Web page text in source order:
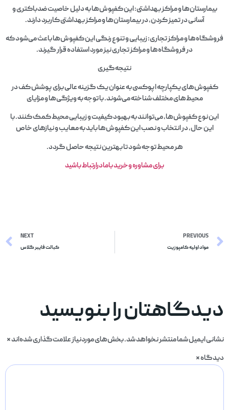
بیمارستان‌ها و مراکز بهداشتی: این کفپوش‌ها به دلیل خاصیت ضدباکتری و
آسانی در تمیز کردن، در بیمارستان‌ها و مراکز بهداشتی کاربرد دارند.
فروشگاه‌ها و مراکز تجاری: زیبایی و تنوع رنگی این کفپوش‌ها باعث می‌شود که
در فروشگاه‌ها و مراکز تجاری نیز مورد استفاده قرار گیرند.
نتیجه‌گیری
کفپوش‌های یکپارچه اپوکسی به عنوان یک گزینه عالی برای پوشش کف در
محیط‌های مختلف شناخته می‌شوند. با توجه به ویژگی‌ها و مزایای
این نوع کفپوش‌ها، می‌توانند به بهبود کیفیت و زیبایی محیط کمک کنند. با
این حال، در انتخاب و نصب این کفپوش‌ها باید به معایب و نیازهای خاص
هر محیط توجه شود تا بهترین نتیجه حاصل گردد.
برای مشاوره وخرید بامادرارتباط باشید
PREVIOUS
مواد اولیه کامپوزیت
NEXT
کبالت فایبر گلاس
دیدگاهتان را بنویسید
نشانی ایمیل شما منتشر نخواهد شد.بخش‌های موردنیاز علامت‌گذاری شده‌اند*
دیدگاه*